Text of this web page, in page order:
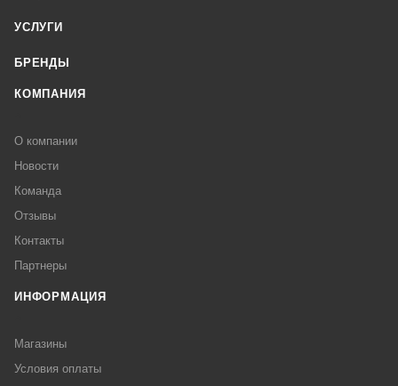
УСЛУГИ
БРЕНДЫ
КОМПАНИЯ
О компании
Новости
Команда
Отзывы
Контакты
Партнеры
ИНФОРМАЦИЯ
Магазины
Условия оплаты